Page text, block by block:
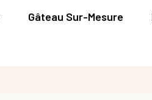
Gâteau Sur-Mesure